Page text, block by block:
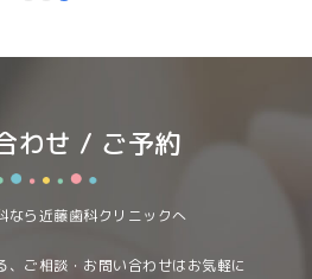
わせ / ご予約
なら近藤歯科クリニックへ
、ご相談・お問い合わせはお気軽に